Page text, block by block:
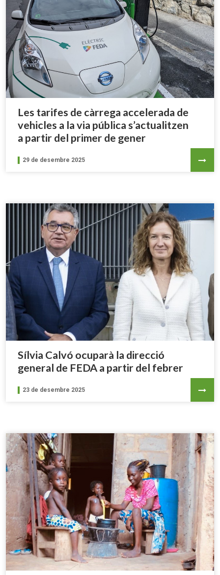
Les tarifes de càrrega accelerada de
vehicles a la via pública s’actualitzen
a partir del primer de gener
29 de desembre 2025
Sílvia Calvó ocuparà la direcció
general de FEDA a partir del febrer
23 de desembre 2025